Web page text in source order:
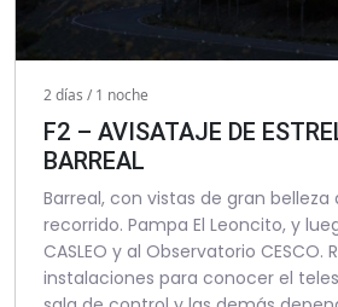
2 días / 1 noche
F2 – AVISATAJE DE
BARREAL
Barreal, con vistas de gran
recorrido. Pampa El Leoncito, y
CASLEO y al Observatorio CESCO.
instalaciones para conocer el